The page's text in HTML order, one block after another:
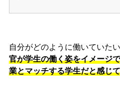
自分がどのように働いていた
官が学生の働く姿をイメージ
業とマッチする学生だと感じ